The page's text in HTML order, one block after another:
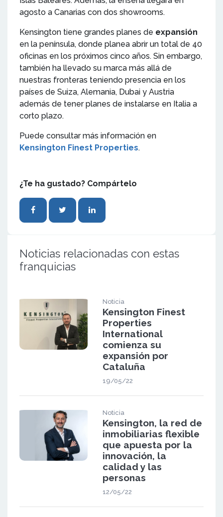
agosto a Canarias con dos showrooms.
Kensington tiene grandes planes de expansión
en la península, donde planea abrir un total de 40
oficinas en los próximos cinco años. Sin embargo,
también ha llevado su marca más allá de
nuestras fronteras teniendo presencia en los
países de Suiza, Alemania, Dubai y Austria
además de tener planes de instalarse en Italia a
corto plazo.
Puede consultar más información en
Kensington Finest Properties.
¿Te ha gustado? Compártelo
Noticias relacionadas con estas
franquicias
Noticia
Kensington Finest
Properties
International
comienza su
expansión por
Cataluña
19/05/22
Noticia
Kensington, la red de
inmobiliarias flexible
que apuesta por la
innovación, la
calidad y las
personas
12/05/22